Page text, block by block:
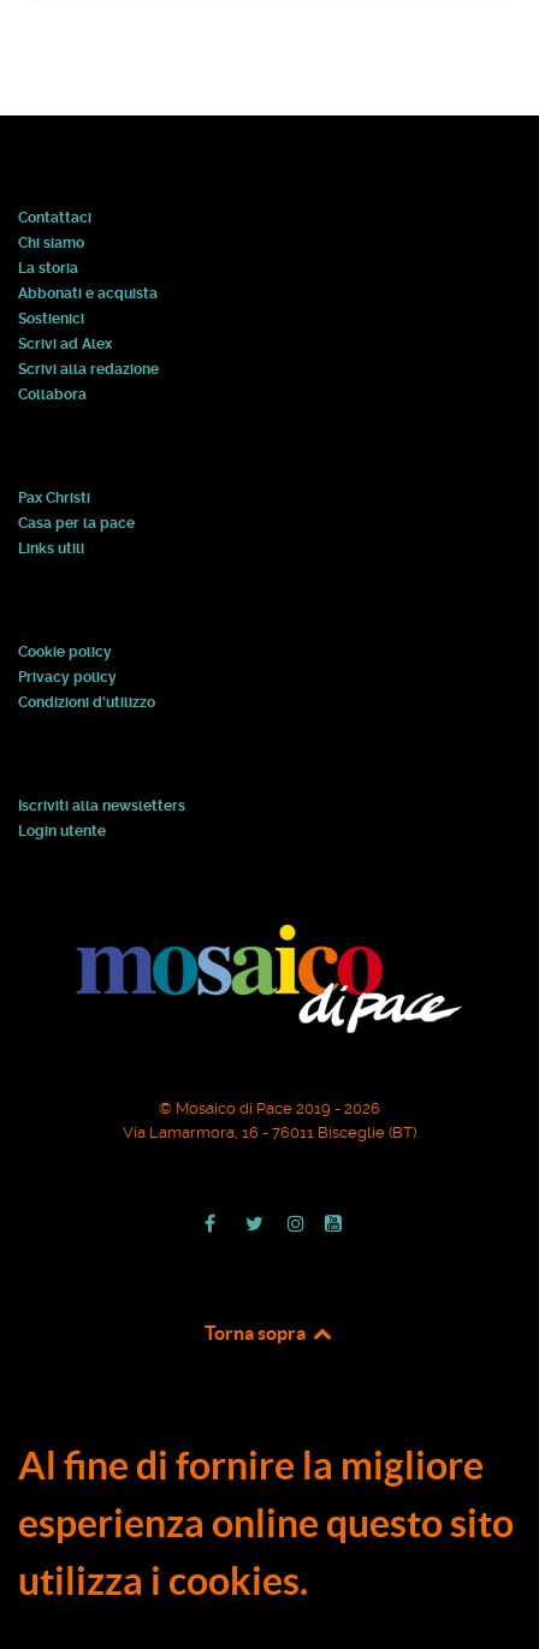
Contattaci
Chi siamo
La storia
Abbonati e acquista
Sostienici
Scrivi ad Alex
Scrivi alla redazione
Collabora
Pax Christi
Casa per la pace
Links utili
Cookie policy
Privacy policy
Condizioni d'utilizzo
Iscriviti alla newsletters
Login utente
© Mosaico di Pace 2019 - 2026
Via Lamarmora, 16 - 76011 Bisceglie (BT)
Torna sopra
Al fine di fornire la migliore
esperienza online questo sito
utilizza i cookies.